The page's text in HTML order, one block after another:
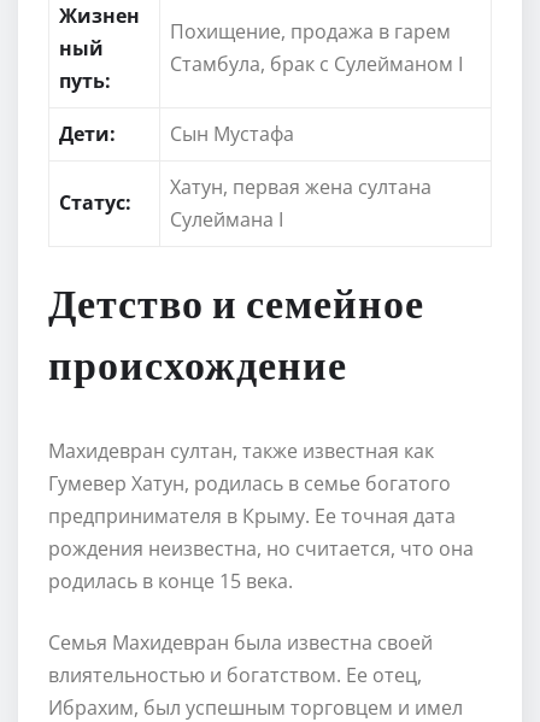
Жизнен
ный
путь:
Похищение, продажа в гарем
Стамбула, брак с Сулейманом I
Дети: Сын Мустафа
Статус:
Хатун, первая жена султана
Сулеймана I
Детство и семейное
происхождение
Махидевран султан, также известная как
Гумевер Хатун, родилась в семье богатого
предпринимателя в Крыму. Ее точная дата
рождения неизвестна, но считается, что она
родилась в конце 15 века.
Семья Махидевран была известна своей
влиятельностью и богатством. Ее отец,
Ибрахим, был успешным торговцем и имел